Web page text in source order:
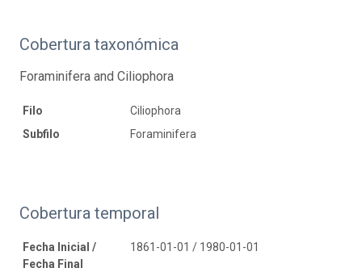
Cobertura taxonómica
Foraminifera and Ciliophora
Filo
Ciliophora
Subfilo
Foraminifera
Cobertura temporal
Fecha Inicial /
Fecha Final
1861-01-01 / 1980-01-01